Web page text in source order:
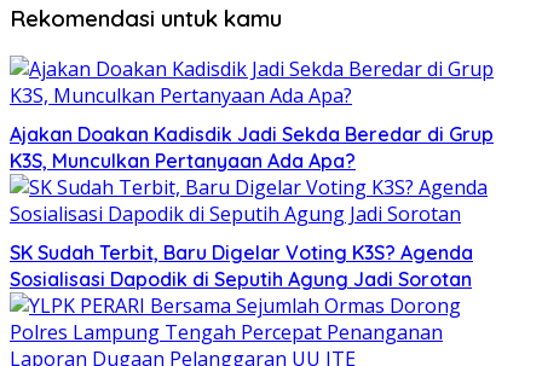
Rekomendasi untuk kamu
Ajakan Doakan Kadisdik Jadi Sekda Beredar di Grup
K3S, Munculkan Pertanyaan Ada Apa?
SK Sudah Terbit, Baru Digelar Voting K3S? Agenda
Sosialisasi Dapodik di Seputih Agung Jadi Sorotan